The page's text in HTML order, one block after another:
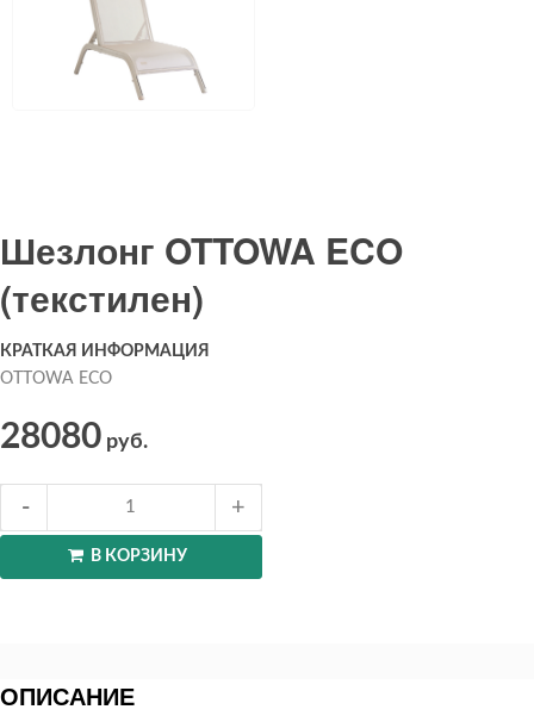
Шезлонг OTTOWA ECO
(текстилен)
КРАТКАЯ ИНФОРМАЦИЯ
OTTOWA ECO
28080 руб.
В КОРЗИНУ
ОПИСАНИЕ